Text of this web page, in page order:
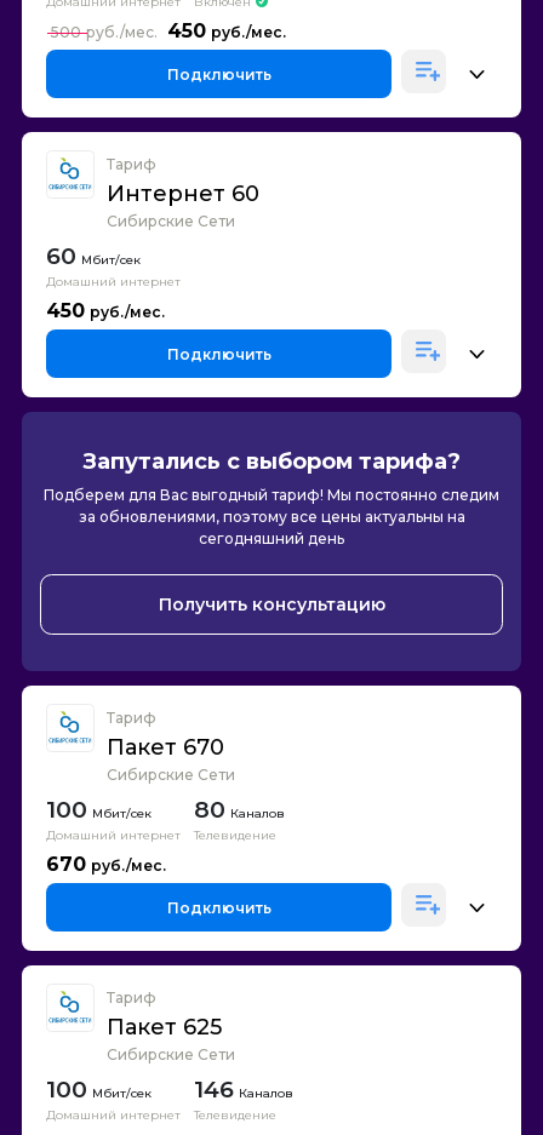
450
500
Подключить
Тариф
Интернет 60
Сибирские Сети
60
Домашний интернет
450
Подключить
Запутались с выбором тарифа?
Подберем для Вас выгодный тариф! Мы постоянно следим
за обновлениями, поэтому все цены актуальны на
сегодняшний день
Получить консультацию
Тариф
Пакет 670
Сибирские Сети
100
Домашний интернет
80 Каналов
Телевидение
670
Подключить
Тариф
Пакет 625
Сибирские Сети
100
Домашний интернет
146 Каналов
Телевидение